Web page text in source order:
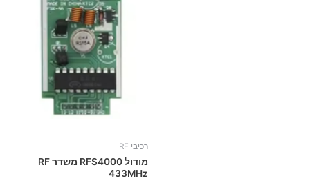
רכיבי RF
מודול RFS4000 משדר RF
433MHz